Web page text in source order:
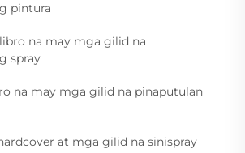
pintura
na may mga gilid na
spray
na may mga gilid na pinaputulan
at mga gilid na sinispray